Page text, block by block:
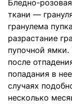
Бледно-
ткани —
гранулема
разрастание
пупочной ямки.
после
попадания в
случаях
несколько